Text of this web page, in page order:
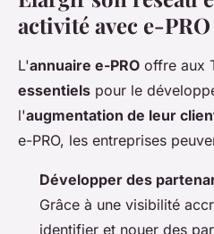
activité avec e-PRO
L'annuaire e-PRO offre aux
essentiels pour le
l'augmentation de leur
e-PRO, les entreprises
Développer des
Grâce à une visibilité
identifier et nouer des